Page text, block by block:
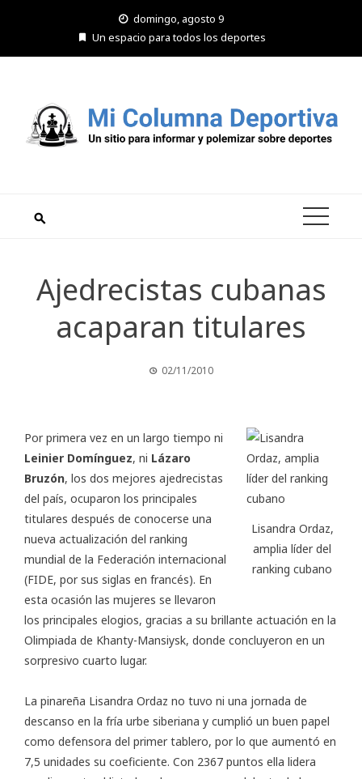
domingo, agosto 9
Un espacio para todos los deportes
Ajedrecistas cubanas
acaparan titulares
02/11/2010
Lisandra Ordaz,
amplia líder del
ranking cubano
Por primera vez en un largo tiempo ni
Leinier Domínguez, ni Lázaro
Bruzón, los dos mejores ajedrecistas
del país, ocuparon los principales
titulares después de conocerse una
nueva actualización del ranking
mundial de la Federación internacional
(FIDE, por sus siglas en francés). En
esta ocasión las mujeres se llevaron
los principales elogios, gracias a su brillante actuación en la
Olimpiada de Khanty-Mansiysk, donde concluyeron en un
sorpresivo cuarto lugar.
La pinareña Lisandra Ordaz no tuvo ni una jornada de
descanso en la fría urbe siberiana y cumplió un buen papel
como defensora del primer tablero, por lo que aumentó en
7,5 unidades su coeficiente. Con 2367 puntos ella lidera